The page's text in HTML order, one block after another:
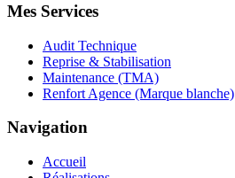
Mes Services
Audit Technique
Reprise & Stabilisation
Maintenance (TMA)
Renfort Agence (Marque blanche)
Navigation
Accueil